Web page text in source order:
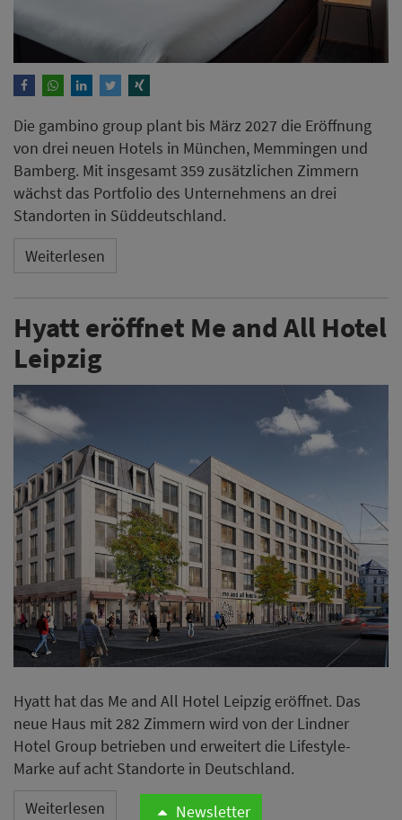
Die gambino group plant bis März 2027 die Eröffnung
von drei neuen Hotels in München, Memmingen und
Bamberg. Mit insgesamt 359 zusätzlichen Zimmern
wächst das Portfolio des Unternehmens an drei
Standorten in Süddeutschland.
Weiterlesen
Hyatt eröffnet Me and All Hotel
Leipzig
Hyatt hat das Me and All Hotel Leipzig eröffnet. Das
neue Haus mit 282 Zimmern wird von der Lindner
Hotel Group betrieben und erweitert die Lifestyle-
Marke auf acht Standorte in Deutschland.
Weiterlesen
Newsletter